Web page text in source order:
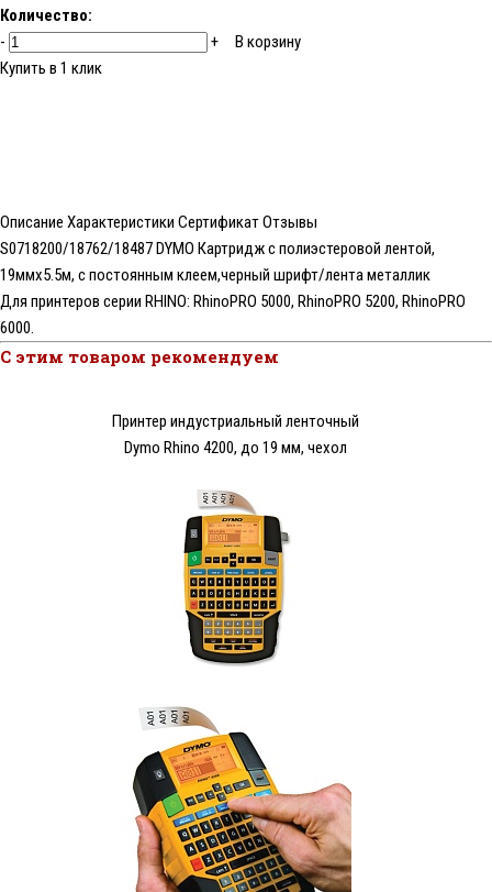
Количество:
-
+
В корзину
Купить в 1 клик
Описание Характеристики СертификатОтзывы
S0718200/18762/18487 DYMO Картридж с полиэстеровой лентой,
19ммx5.5м, с постоянным клеем,черный шрифт/лента металлик
Для принтеров серии RHINO: RhinoPRO 5000, RhinoPRO 5200, RhinoPRO
6000.
С этим товаром рекомендуем
Принтер индустриальный ленточный
Dymo Rhino 4200, до 19 мм, чехол